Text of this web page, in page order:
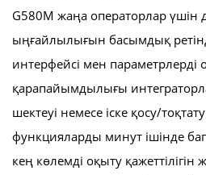
G580M жаңа операторлар үшін
ыңғайлылығын басымдық
интерфейсі мен параметрлерді
қарапайымдылығы
шектеуі немесе іске қосу/
функцияларды минут ішінде
кең көлемді оқыту